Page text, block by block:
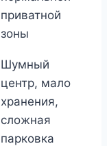
приватной
зоны
Шумный
центр, мало
хранения,
сложная
парковка